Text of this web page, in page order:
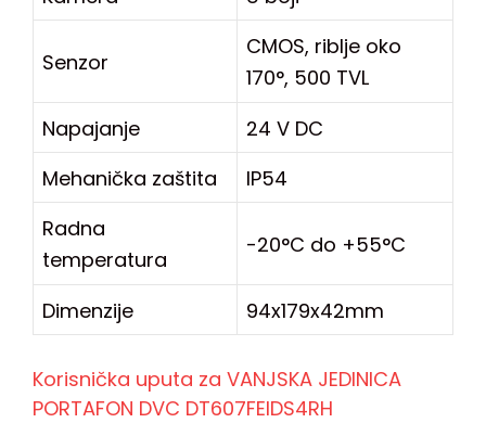
Senzor
CMOS, riblje oko
170°, 500 TVL
Napajanje
24 V DC
Mehanička zaštita
IP54
Radna
temperatura
-20°C do +55°C
Dimenzije 94x179x42mm
Korisnička uputa za VANJSKA JEDINICA
PORTAFON DVC DT607FEIDS4RH